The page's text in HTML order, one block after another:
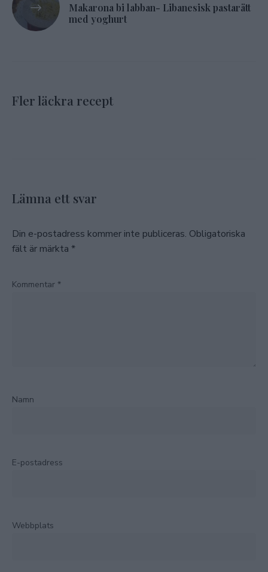
Makarona bi labban- Libanesisk pastarätt
med yoghurt
Fler läckra recept
Lämna ett svar
Din e-postadress kommer inte publiceras. Obligatoriska
fält är märkta *
Kommentar *
Namn
E-postadress
Webbplats